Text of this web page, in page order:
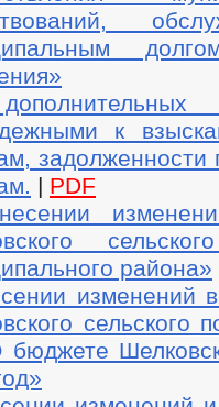
к
| PDF
района»
изменений
сельского